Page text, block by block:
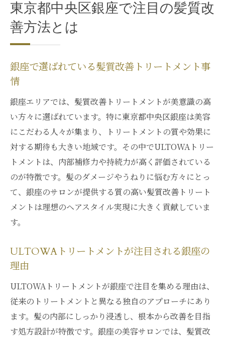
東京都中央区銀座で注目の髪質改
善方法とは
銀座で選ばれている髪質改善トリートメント事
情
銀座エリアでは、髪質改善トリートメントが美意識の高
い方々に選ばれています。特に東京都中央区銀座は美容
にこだわる人々が集まり、トリートメントの質や効果に
対する期待も大きい地域です。その中でULTOWAトリー
トメントは、内部補修力や持続力が高く評価されている
のが特徴です。髪のダメージやうねりに悩む方々にとっ
て、銀座のサロンが提供する質の高い髪質改善トリート
メントは理想のヘアスタイル実現に大きく貢献していま
す。
ULTOWAトリートメントが注目される銀座の
理由
ULTOWAトリートメントが銀座で注目を集める理由は、
従来のトリートメントと異なる独自のアプローチにあり
ます。髪の内部にしっかり浸透し、根本から改善を目指
す処方設計が特徴です。銀座の美容サロンでは、髪質改